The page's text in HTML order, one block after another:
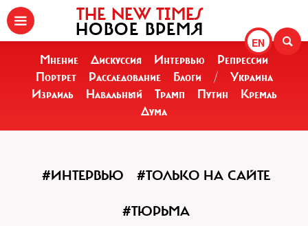
EN
THE NEW TIMES
НОВОЕ ВРЕМЯ
Мнение Дискуссия Интервью
Репрессии
Портрет
Расследование Блоги /
Украина
Израиль
Навальный Трамп Путин
Кремль
Дума
#ИНТЕРВЬЮ #ТОЛЬКО НА САЙТЕ
#ТЮРЬМА